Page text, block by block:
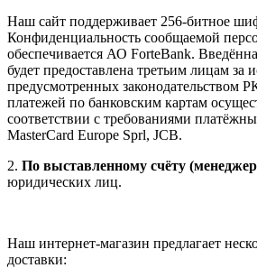
Наш сайт поддерживает 256-битное
Конфиденциальность сообщаемой
обеспечивается АО ForteBank.
будет предоставлена третьим лицам за
предусмотренных законодательством
платежей по банковским картам
соответствии с требованиями
MasterCard Europe Sprl, JCB.
2. По выставленному счёту
юридических лиц.
Наш интернет-магазин предлагает
доставки: